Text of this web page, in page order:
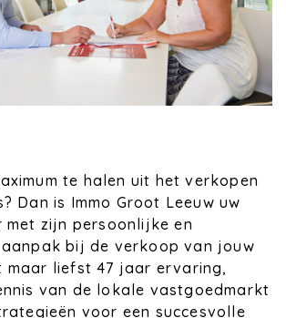
te halen uit het verkopen
Dan is Immo Groot Leeuw uw
zijn persoonlijke en
bij de verkoop van jouw
maar liefst 47 jaar ervaring,
van de lokale vastgoedmarkt
voor een succesvolle